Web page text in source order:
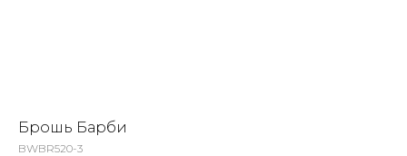
Брошь Барби
BWBR520-3